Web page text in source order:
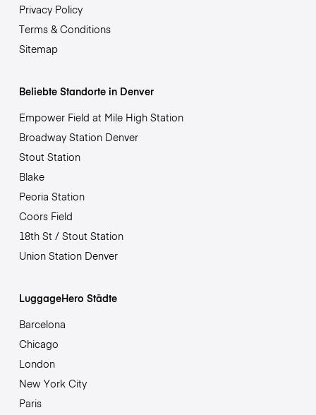
Privacy Policy
Terms & Conditions
Sitemap
Beliebte Standorte in Denver
Empower Field at Mile High Station
Broadway Station Denver
Stout Station
Blake
Peoria Station
Coors Field
18th St / Stout Station
Union Station Denver
LuggageHero Städte
Barcelona
Chicago
London
New York City
Paris